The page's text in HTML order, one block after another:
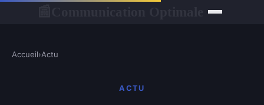
Accueil›Actu
ACTU